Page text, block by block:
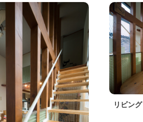
リビング